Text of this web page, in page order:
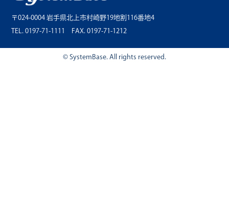
〒024-0004 岩手県北上市村崎野19地割116番地4
TEL. 0197-71-1111 FAX. 0197-71-1212
© SystemBase. All rights reserved.